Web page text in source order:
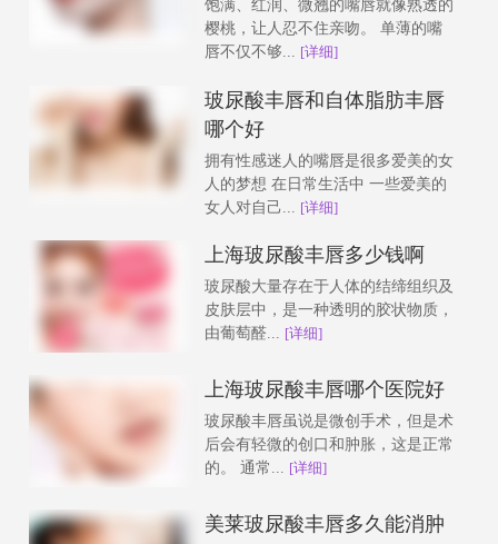
饱满、红润、微翘的嘴唇就像熟透的
樱桃，让人忍不住亲吻。 单薄的嘴
唇不仅不够... [详细]
玻尿酸丰唇和自体脂肪丰唇
哪个好
拥有性感迷人的嘴唇是很多爱美的女
人的梦想 在日常生活中 一些爱美的
女人对自己... [详细]
上海玻尿酸丰唇多少钱啊
玻尿酸大量存在于人体的结缔组织及
皮肤层中，是一种透明的胶状物质，
由葡萄醛... [详细]
上海玻尿酸丰唇哪个医院好
玻尿酸丰唇虽说是微创手术，但是术
后会有轻微的创口和肿胀，这是正常
的。 通常... [详细]
美莱玻尿酸丰唇多久能消肿